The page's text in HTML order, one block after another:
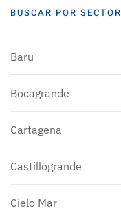
BUSCAR POR SECTOR
Baru
Bocagrande
Cartagena
Castillogrande
Cielo Mar